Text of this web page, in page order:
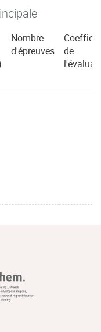
Nombre
d'épreuves
de